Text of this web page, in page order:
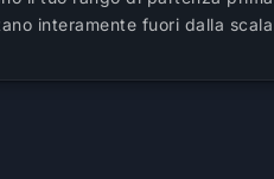
interamente fuori dalla